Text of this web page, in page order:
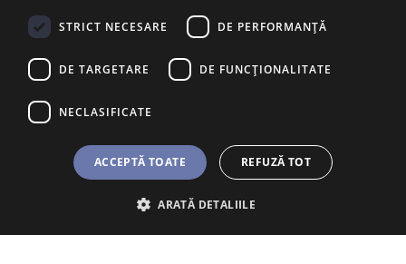
Contact: +40 754 813 606
Întrebări frecvente
Politica Cookie
STRICT NECESARE DE PERFORMANȚĂ
DE TARGETARE DE FUNCŢIONALITATE
NECLASIFICATE
ACCEPTĂ TOATE REFUZĂ TOT
ARATĂ DETALIILE